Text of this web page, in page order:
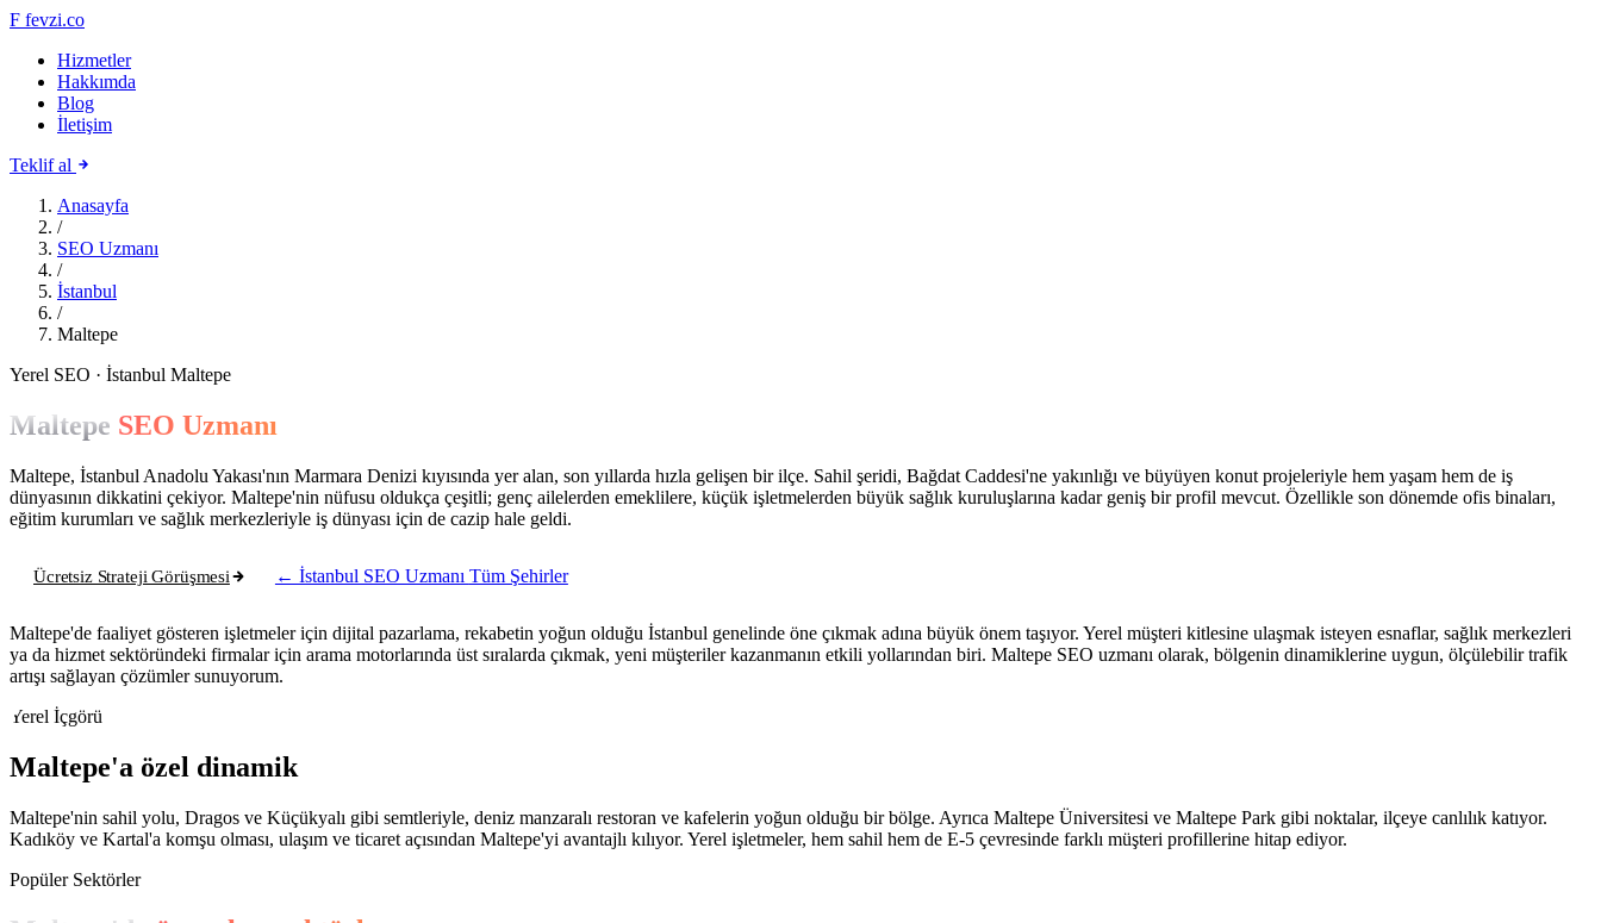
F fevzi.co
Hizmetler
Hakkımda
Blog
İletişim
Teklif al
Anasayfa
/
SEO Uzmanı
/
İstanbul
/
Maltepe
Yerel SEO · İstanbul Maltepe
Maltepe SEO Uzmanı
Maltepe, İstanbul Anadolu Yakası'nın Marmara Denizi kıyısında yer alan, son yıllarda hızla gelişen bir ilçe. Sahil şeridi, Bağdat Caddesi'ne yakınlığı ve büyüyen konut projeleriyle hem yaşam hem de iş
dünyasının dikkatini çekiyor. Maltepe'nin nüfusu oldukça çeşitli; genç ailelerden emeklilere, küçük işletmelerden büyük sağlık kuruluşlarına kadar geniş bir profil mevcut. Özellikle son dönemde ofis binaları,
eğitim kurumları ve sağlık merkezleriyle iş dünyası için de cazip hale geldi.
Ücretsiz Strateji Görüşmesi ← İstanbul SEO Uzmanı Tüm Şehirler
Maltepe'de faaliyet gösteren işletmeler için dijital pazarlama, rekabetin yoğun olduğu İstanbul genelinde öne çıkmak adına büyük önem taşıyor. Yerel müşteri kitlesine ulaşmak isteyen esnaflar, sağlık merkezleri
ya da hizmet sektöründeki firmalar için arama motorlarında üst sıralarda çıkmak, yeni müşteriler kazanmanın etkili yollarından biri. Maltepe SEO uzmanı olarak, bölgenin dinamiklerine uygun, ölçülebilir trafik
artışı sağlayan çözümler sunuyorum.
Yerel İçgörü
Maltepe'a özel dinamik
Maltepe'nin sahil yolu, Dragos ve Küçükyalı gibi semtleriyle, deniz manzaralı restoran ve kafelerin yoğun olduğu bir bölge. Ayrıca Maltepe Üniversitesi ve Maltepe Park gibi noktalar, ilçeye canlılık katıyor.
Kadıköy ve Kartal'a komşu olması, ulaşım ve ticaret açısından Maltepe'yi avantajlı kılıyor. Yerel işletmeler, hem sahil hem de E-5 çevresinde farklı müşteri profillerine hitap ediyor.
Popüler Sektörler